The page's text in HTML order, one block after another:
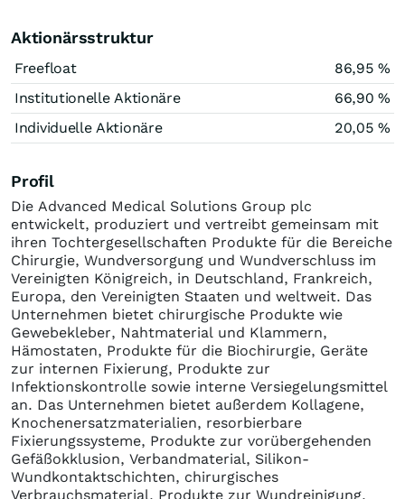
Aktionärsstruktur
Freefloat
86,95 %
Institutionelle Aktionäre
66,90 %
Individuelle Aktionäre
20,05 %
Profil
Die Advanced Medical Solutions Group plc
entwickelt, produziert und vertreibt gemeinsam mit
ihren Tochtergesellschaften Produkte für die Bereiche
Chirurgie, Wundversorgung und Wundverschluss im
Vereinigten Königreich, in Deutschland, Frankreich,
Europa, den Vereinigten Staaten und weltweit. Das
Unternehmen bietet chirurgische Produkte wie
Gewebekleber, Nahtmaterial und Klammern,
Hämostaten, Produkte für die Biochirurgie, Geräte
zur internen Fixierung, Produkte zur
Infektionskontrolle sowie interne Versiegelungsmittel
an. Das Unternehmen bietet außerdem Kollagene,
Knochenersatzmaterialien, resorbierbare
Fixierungssysteme, Produkte zur vorübergehenden
Gefäßokklusion, Verbandmaterial, Silikon-
Wundkontaktschichten, chirurgisches
Verbrauchsmaterial, Produkte zur Wundreinigung,